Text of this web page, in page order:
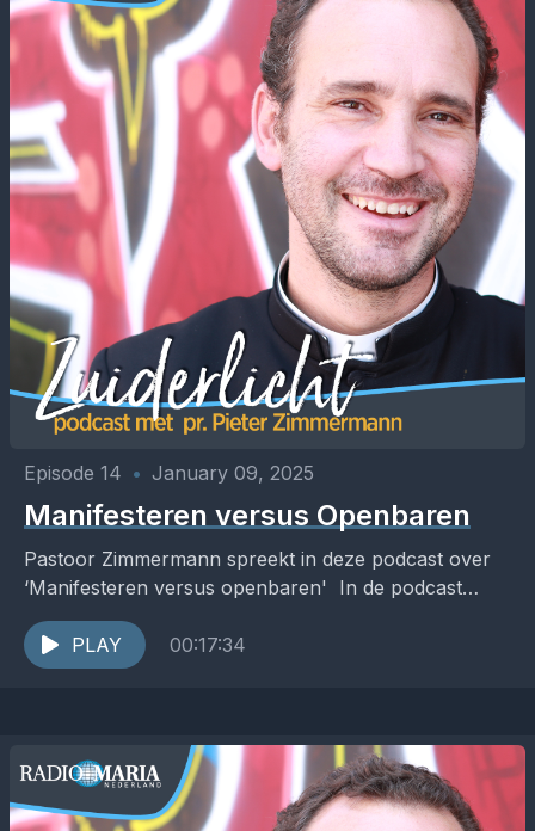
Episode 14 • January 09, 2025
Manifesteren versus Openbaren
Pastoor Zimmermann spreekt in deze podcast over
‘Manifesteren versus openbaren' In de podcast
Zuiderlicht werpt pastoor Pieter Zimmermann een
helder licht op zaken die...
PLAY 00:17:34